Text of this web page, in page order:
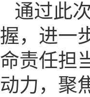
通过此
握，进一
命责任担
动力，聚